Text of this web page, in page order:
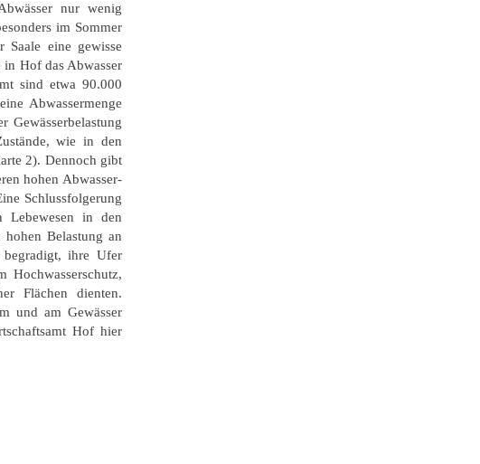
nur wenig
im Sommer
Saale eine gewisse
Hof das Abwasser
sind etwa 90.000
Abwassermenge
wie in den
2). Dennoch gibt
hohen Abwasser-
Schlussfolgerung
Lebewesen in den
Belastung an
begradigt, ihre Ufer
Hochwasserschutz,
Flächen dienten.
und am Gewässer
Hof hier